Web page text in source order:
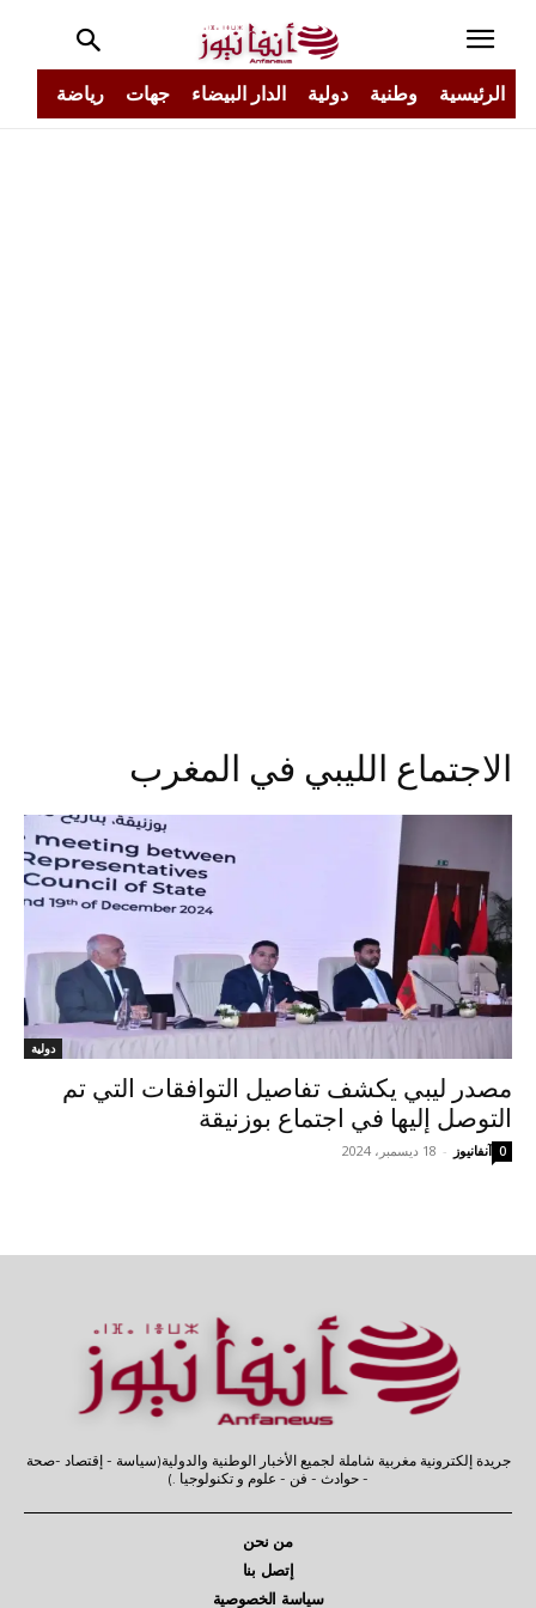
الرئيسية وطنية دولية الدار البيضاء جهات رياضة
الاجتماع الليبي في المغرب
دولية
مصدر ليبي يكشف تفاصيل التوافقات التي تم
التوصل إليها في اجتماع بوزنيقة
آنفانيوز - 18 ديسمبر، 2024 0
جريدة إلكترونية مغربية شاملة لجميع الأخبار الوطنية والدولية(سياسة - إقتصاد -صحة
- حوادث - فن - علوم و تكنولوجيا .)
من نحن
إتصل بنا
سياسة الخصوصية